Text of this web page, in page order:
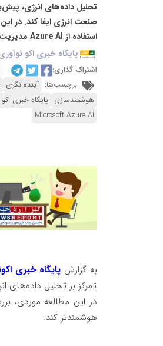
تحلیل داده‌های انرژی،
صنعت انرژی ایفا کند. در
استفاده از Azure AI مدیریت منابع خود را هوشمندتر کند.
پایگاه خبری اکو
اشتراک گذاری:
برچسب‌ها: آینده نگری
هوشمندسازی
پایگاه خبری
Microsoft Azure AI
به گزارش پایگاه خبری
تمرکز بر تحلیل
در این مطالعه موردی،
هوشمندتر کند.